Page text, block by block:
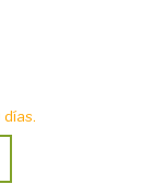
días.